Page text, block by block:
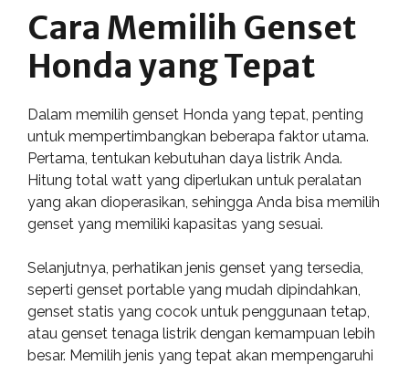
Cara Memilih Genset
Honda yang Tepat
Dalam memilih genset Honda yang tepat, penting
untuk mempertimbangkan beberapa faktor utama.
Pertama, tentukan kebutuhan daya listrik Anda.
Hitung total watt yang diperlukan untuk peralatan
yang akan dioperasikan, sehingga Anda bisa memilih
genset yang memiliki kapasitas yang sesuai.
Selanjutnya, perhatikan jenis genset yang tersedia,
seperti genset portable yang mudah dipindahkan,
genset statis yang cocok untuk penggunaan tetap,
atau genset tenaga listrik dengan kemampuan lebih
besar. Memilih jenis yang tepat akan mempengaruhi